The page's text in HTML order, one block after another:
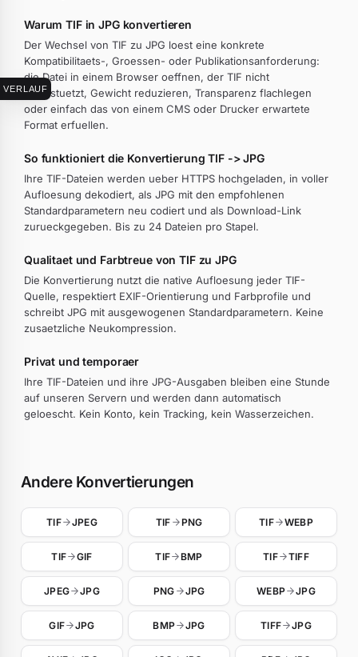
VERLAUF
Warum TIF in JPG konvertieren
Der Wechsel von TIF zu JPG loest eine konkrete
Kompatibilitaets-, Groessen- oder Publikationsanforderung:
die Datei in einem Browser oeffnen, der TIF nicht
unterstuetzt, Gewicht reduzieren, Transparenz flachlegen
oder einfach das von einem CMS oder Drucker erwartete
Format erfuellen.
So funktioniert die Konvertierung TIF -> JPG
Ihre TIF-Dateien werden ueber HTTPS hochgeladen, in voller
Aufloesung dekodiert, als JPG mit den empfohlenen
Standardparametern neu codiert und als Download-Link
zurueckgegeben. Bis zu 24 Dateien pro Stapel.
Qualitaet und Farbtreue von TIF zu JPG
Die Konvertierung nutzt die native Aufloesung jeder TIF-
Quelle, respektiert EXIF-Orientierung und Farbprofile und
schreibt JPG mit ausgewogenen Standardparametern. Keine
zusaetzliche Neukompression.
Privat und temporaer
Ihre TIF-Dateien und ihre JPG-Ausgaben bleiben eine Stunde
auf unseren Servern und werden dann automatisch
geloescht. Kein Konto, kein Tracking, kein Wasserzeichen.
Andere Konvertierungen
TIF JPEG TIF PNG TIF WEBP
TIF GIF TIF BMP TIF TIFF
JPEG JPG PNG JPG WEBP JPG
GIF JPG BMP JPG TIFF JPG